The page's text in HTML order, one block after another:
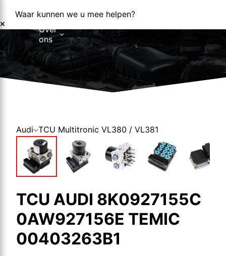
Waar kunnen we u mee helpen?
HomeOver
ons
Over ons
Nieuws
Reparaties Reparatieformulier Foutcodes
Audi TCU Multitronic VL380 / VL381
TCU AUDI 8K0927155C
0AW927156E TEMIC
00403263B1